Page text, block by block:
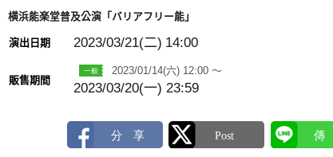
横浜能楽堂普及公演「バリアフリー能」
演出日期 2023/03/21(二) 14:00
販售期間
2023/01/14(六) 12:00 ～
2023/03/20(一) 23:59